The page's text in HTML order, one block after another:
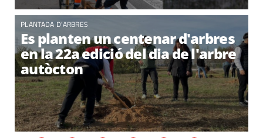
PLANTADA D'ARBRES
Es planten un centenar d'arbres
en la 22a edició del dia de l'arbre
autòcton